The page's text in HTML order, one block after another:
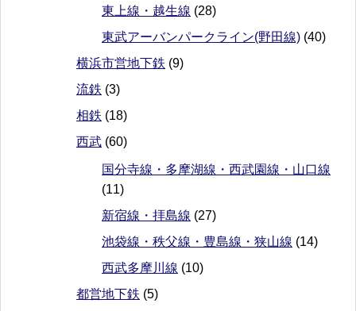
東上線・越生線 (28)
東武アーバンパークライン(野田線) (40)
横浜市営地下鉄 (9)
流鉄 (3)
相鉄 (18)
西武 (60)
国分寺線・多摩湖線・西武園線・山口線
(11)
新宿線・拝島線 (27)
池袋線・秩父線・豊島線・狭山線 (14)
西武多摩川線 (10)
都営地下鉄 (5)